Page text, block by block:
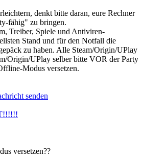
denkt bitte daran, eure Rechner
fähig" zu bringen.
Treiber, Spiele und Antiviren-
Stand und für den Notfall die
zu haben. Alle Steam/Origin/UPlay
Origin/UPlay selber bitte VOR der Party
Modus versetzen.
senden
versetzen??